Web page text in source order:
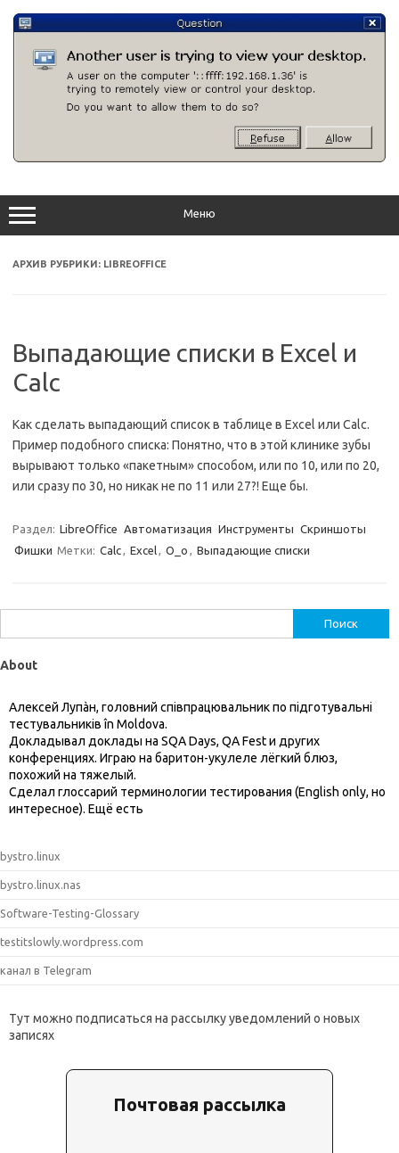
содержимому
Меню
АРХИВ РУБРИКИ: LIBREOFFICE
Выпадающие списки в Excel и
Calc
Как сделать выпадающий список в таблице в Excel или Calc.
Пример подобного списка: Понятно, что в этой клинике зубы
вырывают только «пакетным» способом, или по 10, или по 20,
или сразу по 30, но никак не по 11 или 27?! Еще бы.
Раздел: LibreOffice Автоматизация Инструменты Скриншоты
Фишки Метки: Calc, Excel, O_o , Выпадающие списки
About
Алексей Лупàн, головний спiвпрацювальник по підготувальні
тестувальників în Moldova.
Докладывал доклады на SQA Days, QA Fest и других
конференциях. Играю на баритон-укулеле лёгкий блюз,
похожий на тяжелый.
Сделал глоссарий терминологии тестирования (English only, но
интересное). Ещё есть
bystro.linux
bystro.linux.nas
Software-Testing-Glossary
testitslowly.wordpress.com
канал в Telegram
Тут можно подписаться на рассылку уведомлений о новых
записях
Почтовая рассылка